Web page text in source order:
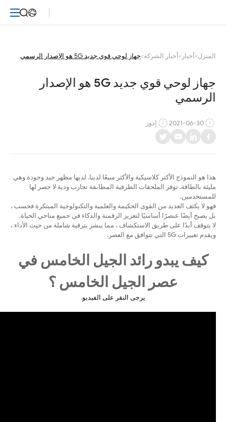
لوحي
قوي
5G
الإصدار
الرسمي
المنزل> أخبار > أخبار الشركة>جهاز لوحي قوي جديد 5G هو الإصدار الرسمي
جهاز لوحي قوي جديد 5G هو الإصدار
الرسمي
2021-06-30 إدور
هذا هو النموذج الأكثر كلاسيكية والأكثر مبيعًا لدينا. لديها مظهر جيد وجودة وهي
مليئة بالطاقة. توفر الملحقات الطرفية المطابقة تجارب ودية لا حصر لها
للمستخدمين.
فهو لا يكثف العديد من القوى الحكيمة والعلمية والتكنولوجية المبتكرة فحسب ،
بل يصبح أيضًا عنصرًا أساسيًا لتعزيز الرقمنة والذكاء في جميع مناحي الحياة.
لا يتوقف أبدًا على طريق الاستكشاف ، مما يبشر بترقية شاملة من حيث الأداء ،
ويقدم تغييرات 5G التي تتوافق مع العصر.
كيف يبدو رائد الجيل الخامس في
عصر الجيل الخامس ؟
يرجى النقر على الفيديو.